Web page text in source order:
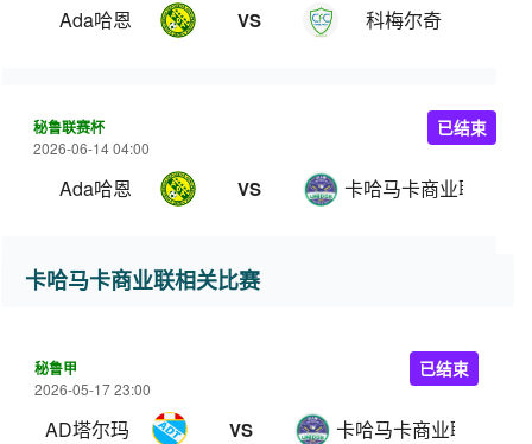
Ada哈恩 VS 科梅尔奇
秘鲁联赛杯
2026-06-14 04:00
Ada哈恩 VS 卡哈马卡商业联
已结束
卡哈马卡商业联相关比赛
秘鲁甲
2026-05-17 23:00
AD塔尔玛 VS 卡哈马卡商业联
已结束